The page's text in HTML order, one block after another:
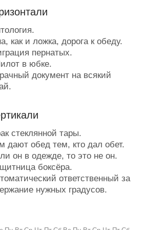
как и ложка, дорога к обеду.
пернатых.
в юбке.
документ на всякий
трубопровод.
на проходе.
есть спирт, если сердце -
мотор?
жемчужины.
дорожка для
стеклянной тары.
дают обед тем, кто дал обет.
он в одежде, то это не он.
боксёра.
ответственный за
нужных градусов.